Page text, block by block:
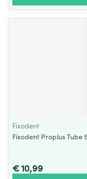
Fixodent
Fixodent Proplus Tube
€ 10,99